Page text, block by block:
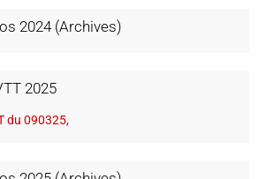
2024 (Archives)
2025
du 090325,